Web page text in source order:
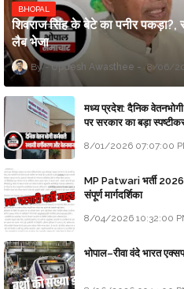
BHOPAL
शिवराज सिंह के बेटे का पनीर पकड़ा?,
लैब भेजा
Updesh Awasthee 8/06/
मध्य प्रदेश: दैनिक
पर सरकार का बड़ा
8/01/2026 07:07:00
MP Patwari भर्ती
संपूर्ण मार्गदर्शिका
8/04/2026 10:32:00
भोपाल–रीवा वंदे भारत